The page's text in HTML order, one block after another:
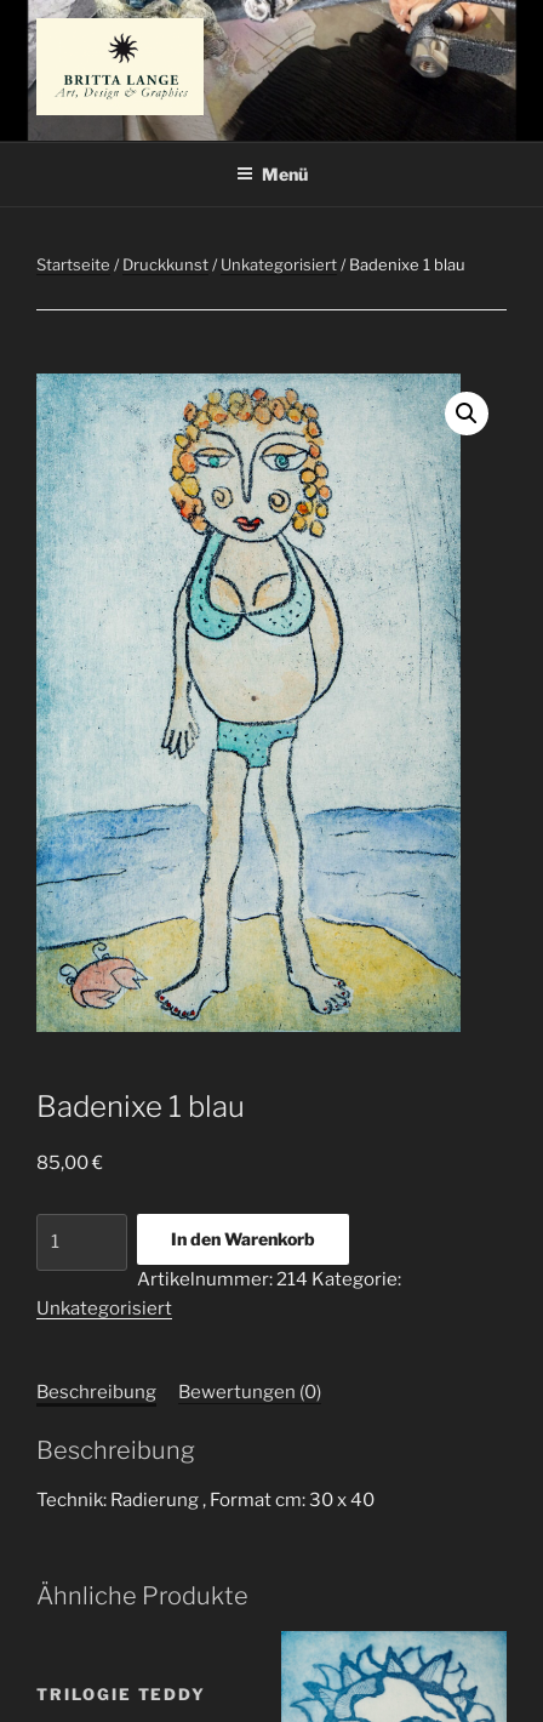
Zum
Inhalt
springen
BRITTA LANGE
Menü
Startseite /Druckkunst/Unkategorisiert/ Badenixe 1 blau
Badenixe 1 blau
85,00€
Menge
In den Warenkorb
Artikelnummer:214 Kategorie:
Unkategorisiert
Beschreibung Bewertungen (0)
Beschreibung
Technik: Radierung , Format cm: 30 x 40
Ähnliche Produkte
TRILOGIE TEDDY